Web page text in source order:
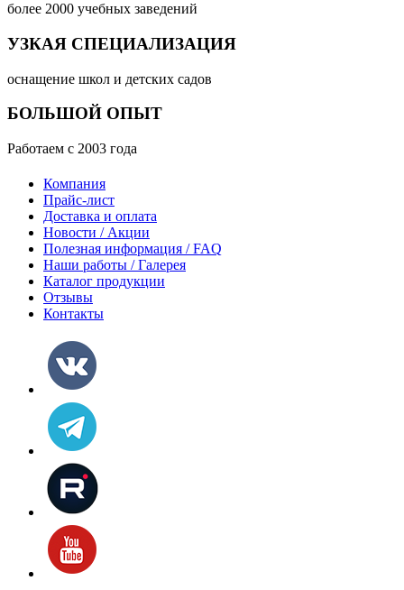
более 2000 учебных заведений
УЗКАЯ СПЕЦИАЛИЗАЦИЯ
оснащение школ и детских садов
БОЛЬШОЙ ОПЫТ
Работаем с 2003 года
Компания
Прайс-лист
Доставка и оплата
Новости / Акции
Полезная информация / FAQ
Наши работы / Галерея
Каталог продукции
Отзывы
Контакты